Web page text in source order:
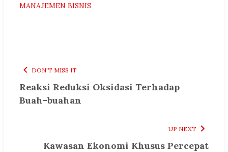
MANAJEMEN BISNIS
DON'T MISS IT
Reaksi Reduksi Oksidasi Terhadap
Buah-buahan
UP NEXT
Kawasan Ekonomi Khusus Percepat